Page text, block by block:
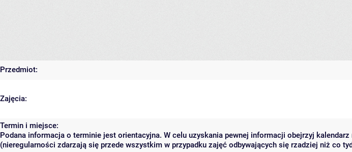
Przedmiot:
Zajęcia:
Termin i miejsce:
Podana informacja o terminie jest orientacyjna. W celu uzyskania pewnej informacji obejrzyj
(nieregularności zdarzają się przede wszystkim w przypadku zajęć odbywających się rzadziej niż co